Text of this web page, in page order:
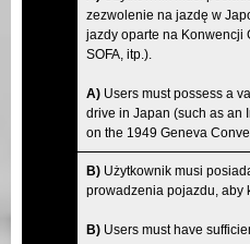
zezwolenie na jazdę w
jazdy oparte na Konwencji
SOFA, itp.).
A) Users must possess a
drive in Japan (such as an
on the 1949 Geneva
B) Użytkownik musi
prowadzenia pojazdu, aby
B) Users must have